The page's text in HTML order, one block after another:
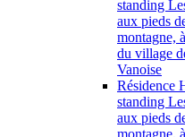
standing
aux pieds
montagne,
du village
Vanoise
Résidence
standing
aux pieds
montagne,